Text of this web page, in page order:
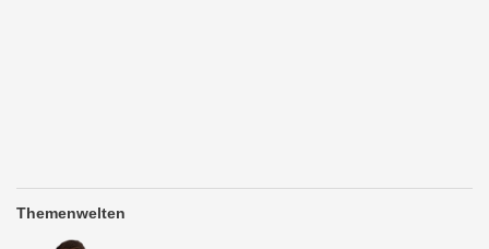
Themenwelten